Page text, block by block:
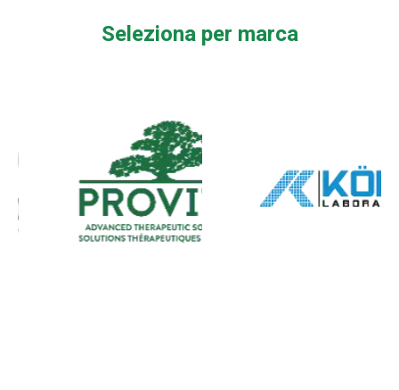
Seleziona per marca